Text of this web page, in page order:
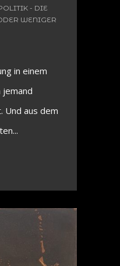
- DIE
WENIGER
in einem
jemand
Und aus dem